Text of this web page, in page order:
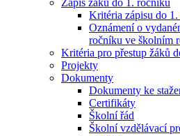
Zápis žáků do 1. ročníku
Kritéria zápisu do
Oznámení o
ročníku ve školním
Kritéria pro přestup žáků
Projekty
Dokumenty
Dokumenty ke
Certifikáty
Školní řád
Školní vzdělávací